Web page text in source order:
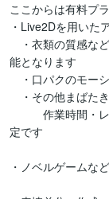
ここからは有料プ
・Live2Dを用いた
・衣類の質感な
能となります
・口パクのモー
・その他まばた
作業時間・レイ
定です
・ノベルゲームな